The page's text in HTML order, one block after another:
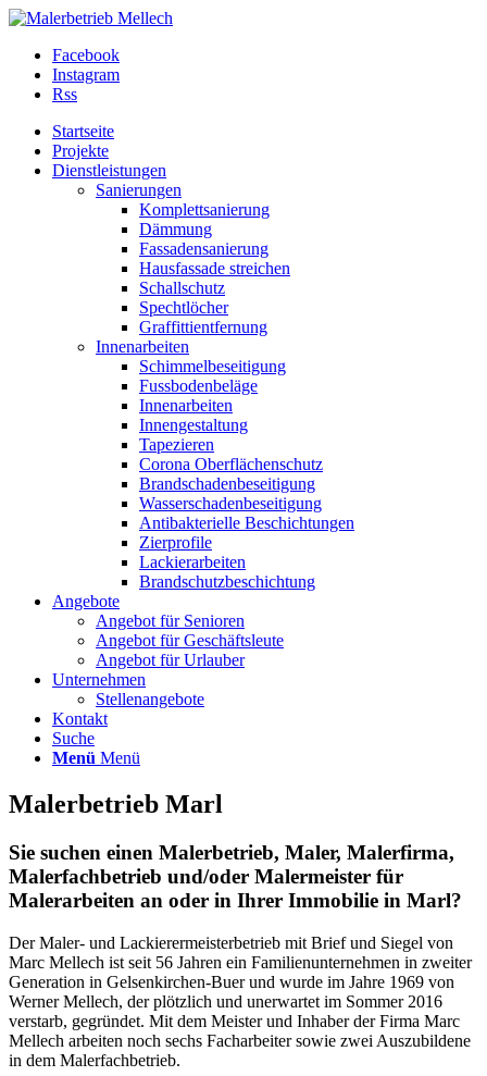
Facebook
Instagram
Rss
Startseite
Projekte
Dienstleistungen
Sanierungen
Komplettsanierung
Dämmung
Fassadensanierung
Hausfassade streichen
Schallschutz
Spechtlöcher
Graffittientfernung
Innenarbeiten
Schimmelbeseitigung
Fussbodenbeläge
Innenarbeiten
Innengestaltung
Tapezieren
Corona Oberflächenschutz
Brandschadenbeseitigung
Wasserschadenbeseitigung
Antibakterielle Beschichtungen
Zierprofile
Lackierarbeiten
Brandschutzbeschichtung
Angebote
Angebot für Senioren
Angebot für Geschäftsleute
Angebot für Urlauber
Unternehmen
Stellenangebote
Kontakt
Suche
Menü Menü
Malerbetrieb Marl
Sie suchen einen Malerbetrieb, Maler, Malerfirma,
Malerfachbetrieb und/oder Malermeister für
Malerarbeiten an oder in Ihrer Immobilie in Marl?
Der Maler- und Lackierermeisterbetrieb mit Brief und Siegel von
Marc Mellech ist seit 56 Jahren ein Familienunternehmen in zweiter
Generation in Gelsenkirchen-Buer und wurde im Jahre 1969 von
Werner Mellech, der plötzlich und unerwartet im Sommer 2016
verstarb, gegründet. Mit dem Meister und Inhaber der Firma Marc
Mellech arbeiten noch sechs Facharbeiter sowie zwei Auszubildene
in dem Malerfachbetrieb.